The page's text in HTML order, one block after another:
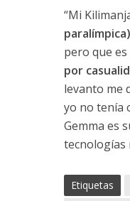
“Mi
pero que
por
levanto me
yo no tenía
Gemma es
tecnologías
Etiquetas